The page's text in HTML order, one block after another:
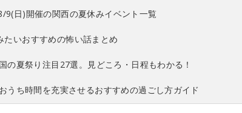
9(日)開催の関西の夏休みイベント一覧
たいおすすめの怖い話まとめ
の夏祭り注目27選。見どころ・日程もわかる！
うち時間を充実させるおすすめの過ごし方ガイド